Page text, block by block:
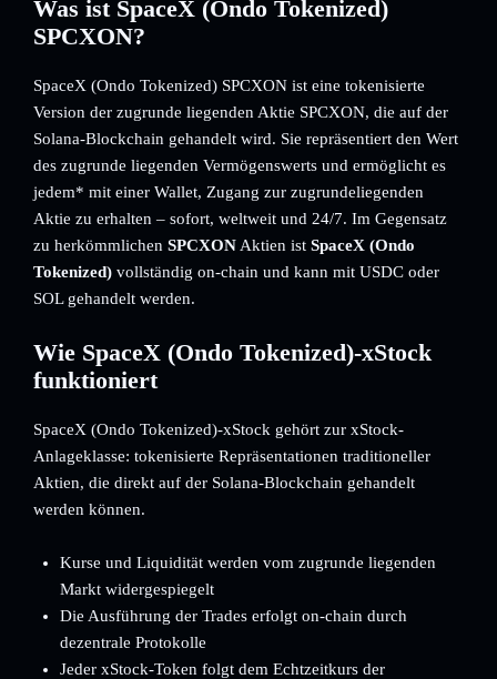
Was ist SpaceX (Ondo Tokenized)
SPCXON?
SpaceX (Ondo Tokenized) SPCXON ist eine tokenisierte
Version der zugrunde liegenden Aktie SPCXON, die auf der
Solana-Blockchain gehandelt wird. Sie repräsentiert den Wert
des zugrunde liegenden Vermögenswerts und ermöglicht es
jedem* mit einer Wallet, Zugang zur zugrundeliegenden
Aktie zu erhalten – sofort, weltweit und 24/7. Im Gegensatz
zu herkömmlichen SPCXON Aktien ist SpaceX (Ondo
Tokenized) vollständig on-chain und kann mit USDC oder
SOL gehandelt werden.
Wie SpaceX (Ondo Tokenized)-xStock
funktioniert
SpaceX (Ondo Tokenized)-xStock gehört zur xStock-
Anlageklasse: tokenisierte Repräsentationen traditioneller
Aktien, die direkt auf der Solana-Blockchain gehandelt
werden können.
Kurse und Liquidität werden vom zugrunde liegenden
Markt widergespiegelt
Die Ausführung der Trades erfolgt on-chain durch
dezentrale Protokolle
Jeder xStock-Token folgt dem Echtzeitkurs der